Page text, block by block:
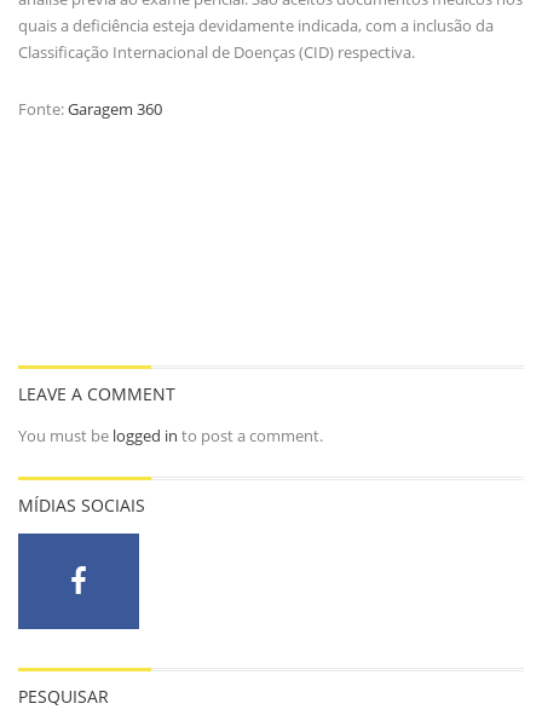
quais a deficiência esteja devidamente indicada, com a inclusão da
Classificação Internacional de Doenças (CID) respectiva.
Fonte:Garagem 360
LEAVE A COMMENT
You must be logged in to post a comment.
MÍDIAS SOCIAIS
PESQUISAR